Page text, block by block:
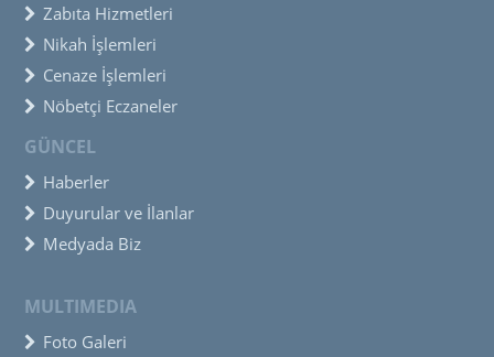
Zabıta Hizmetleri
Nikah İşlemleri
Cenaze İşlemleri
Nöbetçi Eczaneler
GÜNCEL
Haberler
Duyurular ve İlanlar
Medyada Biz
MULTIMEDIA
Foto Galeri